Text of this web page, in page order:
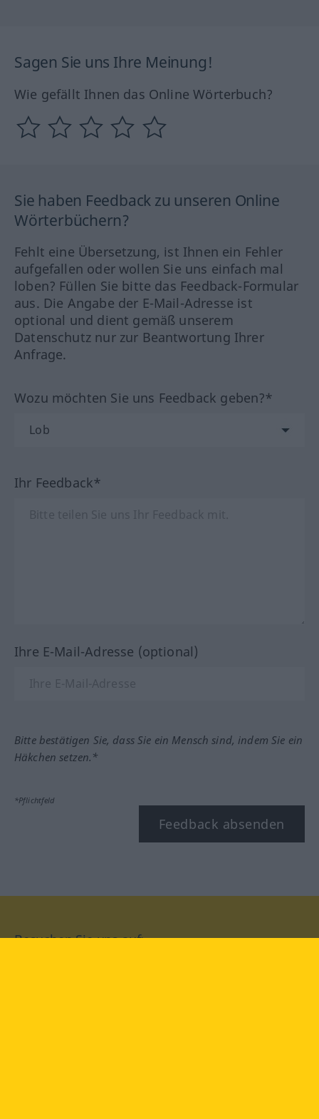
Sagen Sie uns Ihre Meinung!
Wie gefällt Ihnen das Online Wörterbuch?
Sie haben Feedback zu unseren Online
Wörterbüchern?
Fehlt eine Übersetzung, ist Ihnen ein Fehler
aufgefallen oder wollen Sie uns einfach mal
loben? Füllen Sie bitte das Feedback-Formular
aus. Die Angabe der E-Mail-Adresse ist
optional und dient gemäß unserem
Datenschutz nur zur Beantwortung Ihrer
Anfrage.
Wozu möchten Sie uns Feedback geben?*
Ihr Feedback*
Ihre E-Mail-Adresse (optional)
Bitte bestätigen Sie, dass Sie ein Mensch sind, indem Sie ein
Häkchen setzen.*
*Pflichtfeld
Feedback absenden
Besuchen Sie uns auf: